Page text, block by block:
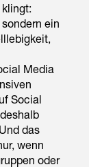
ein
Media
Social
das
wenn
oder